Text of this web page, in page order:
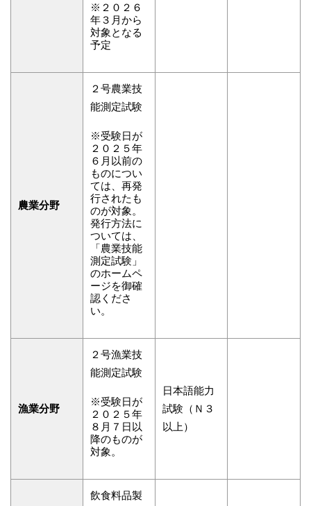
※２０２６
年３月から
対象となる
予定
農業分野
２号農業技
能測定試験
※受験日が
２０２５年
６月以前の
ものについ
ては、再発
行されたも
のが対象。
発行方法に
ついては、
「農業技能
測定試験」
のホームペ
ージを御確
認くださ
い。
漁業分野
２号漁業技
能測定試験
※受験日が
２０２５年
８月７日以
降のものが
対象。
日本語能力
試験（Ｎ３
以上）
飲食料品製